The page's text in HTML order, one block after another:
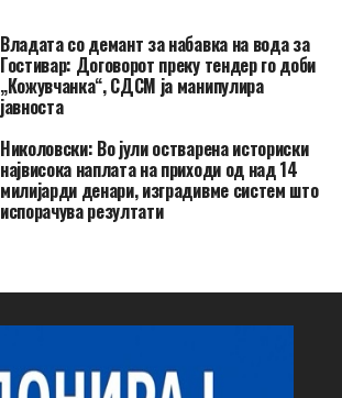
Владата со демант за набавка на вода за
Гостивар: Договорот преку тендер го доби
„Кожувчанка“, СДСМ ја манипулира
јавноста
Николовски: Во јули остварена историски
највисока наплата на приходи од над 14
милијарди денари, изградивме систем што
испорачува резултати